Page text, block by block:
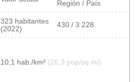
Región / País
323 habitantes
(2022)
430 / 3 228
10,1 hab./km² (26,3 pop/sq mi)